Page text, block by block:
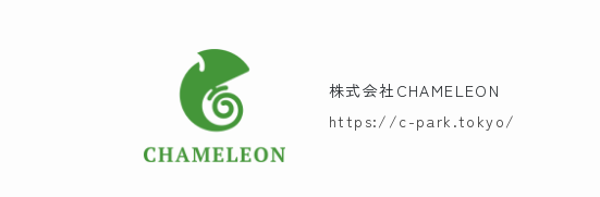
株式会社CHAMELEON
https://c-park.tokyo/